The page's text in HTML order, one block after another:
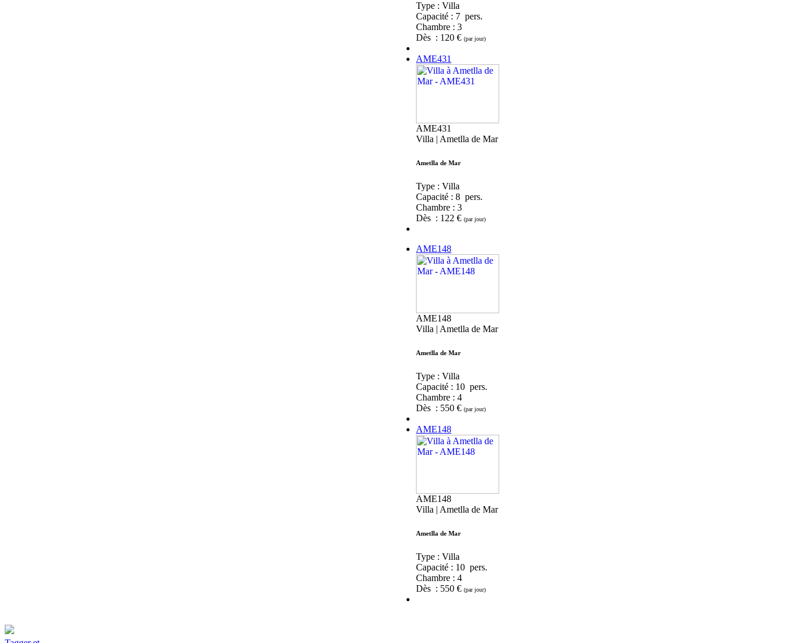
Type : Villa
Capacité : 7 pers.
Chambre : 3
Dès : 120 € (par jour)
AME431
AME431
Villa | Ametlla de Mar
Ametlla de Mar
Type : Villa
Capacité : 8 pers.
Chambre : 3
Dès : 122 € (par jour)
AME148
AME148
Villa | Ametlla de Mar
Ametlla de Mar
Type : Villa
Capacité : 10 pers.
Chambre : 4
Dès : 550 € (par jour)
AME148
AME148
Villa | Ametlla de Mar
Ametlla de Mar
Type : Villa
Capacité : 10 pers.
Chambre : 4
Dès : 550 € (par jour)